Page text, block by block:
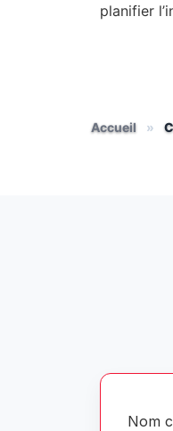
planifier
Accueil »
Nom